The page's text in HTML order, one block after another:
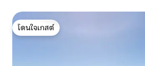
โดนใจเกสต์
โดนใจเกสต์